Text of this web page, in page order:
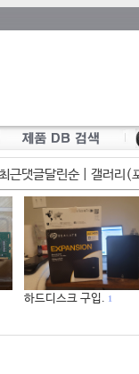
근댓글달린순| 갤러리(
하드디스크 구입. 1